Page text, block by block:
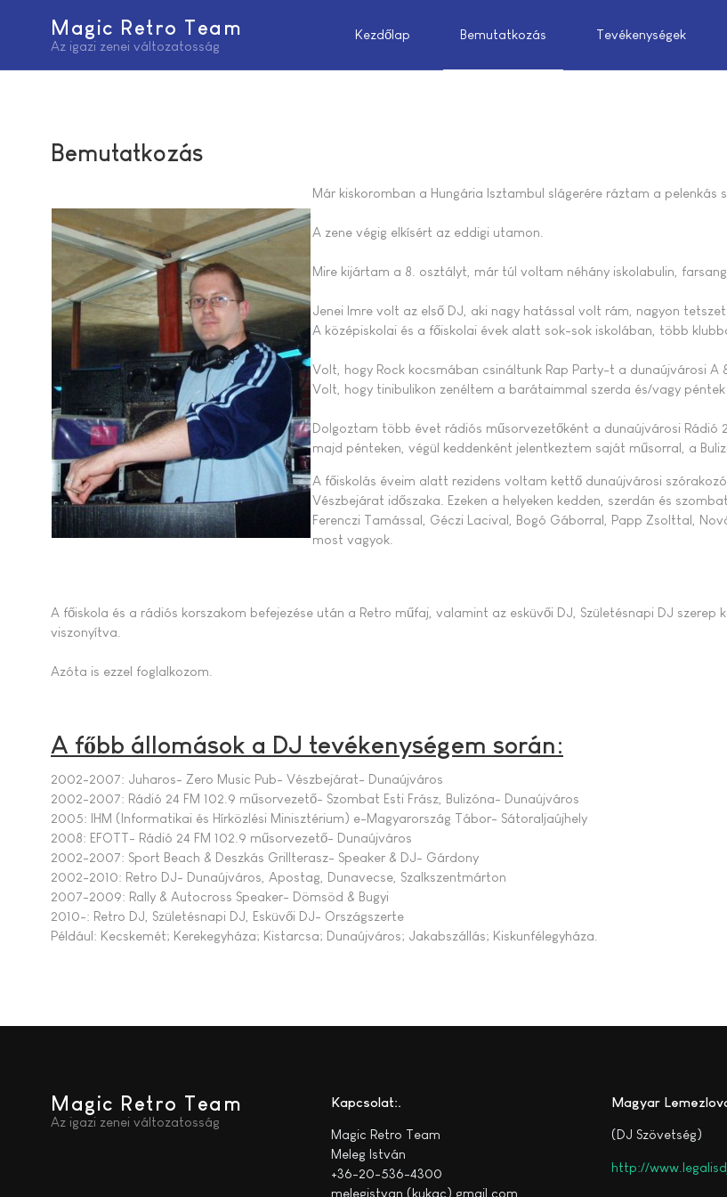
Magic Retro Team
Az igazi zenei változatosság
Kezdőlap Bemutatkozás Tevékenységek
Bemutatkozás
Már kiskoromban a Hungária Isztambul slágerére ráztam a pelenkás
A zene végig elkísért az eddigi utamon.
Mire kijártam a 8. osztályt, már túl voltam néhány iskolabulin,
Jenei Imre volt az első DJ, aki nagy hatással volt rám, nagyon
A középiskolai és a főiskolai évek alatt sok-sok iskolában, több
Volt, hogy Rock kocsmában csináltunk Rap Party-t a dunaújvárosi A
Volt, hogy tinibulikon zenéltem a barátaimmal szerda és/vagy péntek
Dolgoztam több évet rádiós műsorvezetőként a dunaújvárosi Rádió
majd pénteken, végül keddenként jelentkeztem saját műsorral, a
A főiskolás éveim alatt rezidens voltam kettő dunaújvárosi
Vészbejárat időszaka. Ezeken a helyeken kedden, szerdán és
Ferenczi Tamással, Géczi Lacival, Bogó Gáborral, Papp Zsolttal,
most vagyok.
A főiskola és a rádiós korszakom befejezése után a Retro műfaj, valamint az esküvői DJ, Születésnapi DJ
viszonyítva.
Azóta is ezzel foglalkozom.
A főbb állomások a DJ tevékenységem során:
2002-2007: Juharos- Zero Music Pub- Vészbejárat- Dunaújváros
2002-2007: Rádió 24 FM 102.9 műsorvezető- Szombat Esti Frász, Bulizóna- Dunaújváros
2005: IHM (Informatikai és Hírközlési Minisztérium) e-Magyarország Tábor- Sátoraljaújhely
2008: EFOTT- Rádió 24 FM 102.9 műsorvezető- Dunaújváros
2002-2007: Sport Beach & Deszkás Grillterasz- Speaker & DJ- Gárdony
2002-2010: Retro DJ- Dunaújváros, Apostag, Dunavecse, Szalkszentmárton
2007-2009: Rally & Autocross Speaker- Dömsöd & Bugyi
2010-: Retro DJ, Születésnapi DJ, Esküvői DJ- Országszerte
Például: Kecskemét; Kerekegyháza; Kistarcsa; Dunaújváros; Jakabszállás; Kiskunfélegyháza.
Magic Retro Team
Az igazi zenei változatosság
Kapcsolat:
Magic Retro Team
Meleg István
+36-20-536-4300
melegistvan (kukac) gmail.com
Magyar
(DJ Szövetség)
http://